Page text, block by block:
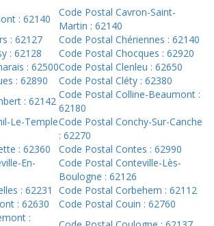
: 62140
Code Postal Cavron-Saint-
Martin : 62140
: 62127
Code Postal Chériennes : 62140
: 62128
Code Postal Chocques : 62920
: 62500Code Postal Clenleu : 62650
: 62890
Code Postal Cléty : 62380
: 62142
Code Postal Colline-Beaumont :
62180
Le-TempleCode Postal Conchy-Sur-Canche
: 62270
: 62360
Code Postal Contes : 62990
En-
Code Postal Conteville-Lès-
Boulogne : 62126
: 62231
Code Postal Corbehem : 62112
: 62630
Code Postal Couin : 62760
: